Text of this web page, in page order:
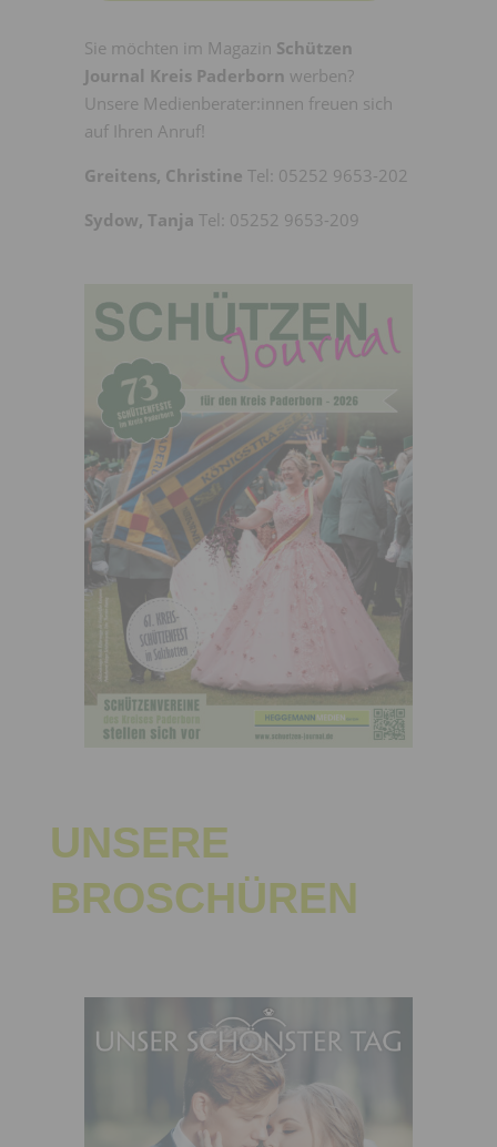
Sie möchten im Magazin Schützen
Journal Kreis Paderborn werben?
Unsere Medienberater:innen freuen sich
auf Ihren Anruf!
Greitens, ChristineTel: 05252 9653-202
Sydow, TanjaTel: 05252 9653-209
UNSERE
BROSCHÜREN